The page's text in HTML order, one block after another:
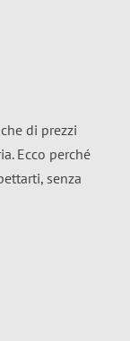
di prezzi
Ecco perché
senza